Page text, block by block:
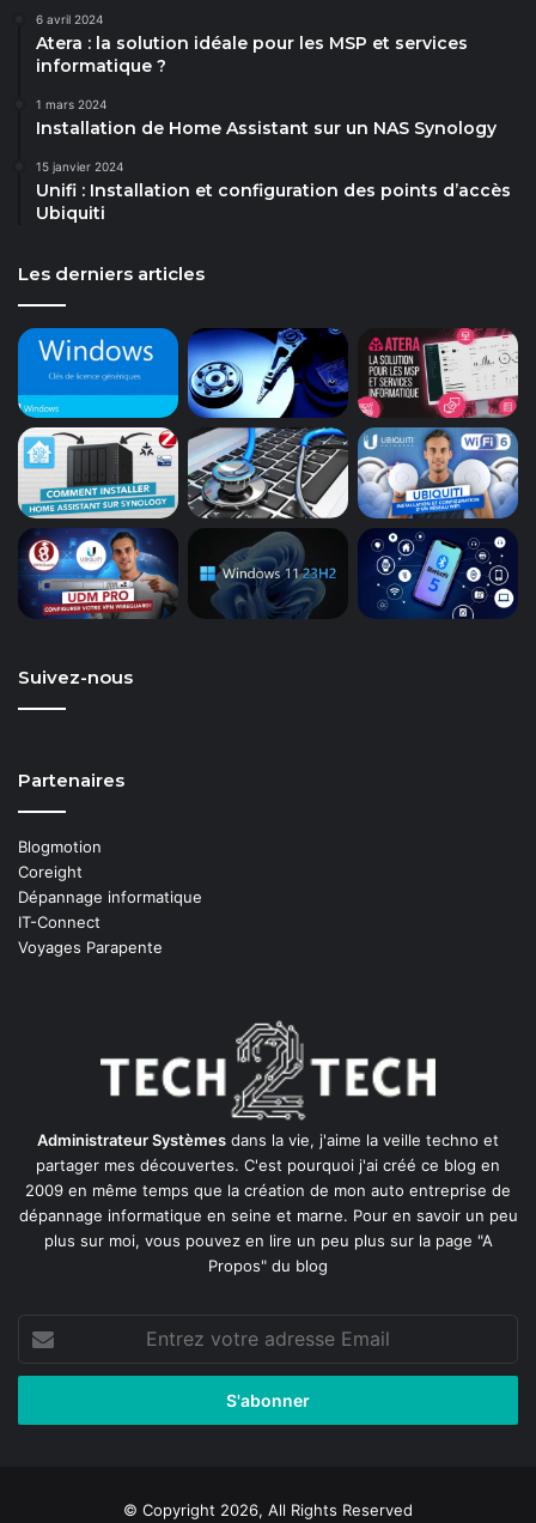
6 avril 2024
Atera : la solution idéale pour les MSP et services
informatique ?
1 mars 2024
Installation de Home Assistant sur un NAS Synology
15 janvier 2024
Unifi : Installation et configuration des points d’accès
Ubiquiti
Les derniers articles
Suivez-nous
Partenaires
Blogmotion
Coreight
Dépannage informatique
IT-Connect
Voyages Parapente
Administrateur Systèmes dans la vie, j'aime la veille techno et
partager mes découvertes. C'est pourquoi j'ai créé ce blog en
2009 en même temps que la création de mon auto entreprise de
dépannage informatique en seine et marne. Pour en savoir un peu
plus sur moi, vous pouvez en lire un peu plus sur la page "A
Propos" du blog
Entrez
votre
adresse
© Copyright 2026, All Rights Reserved